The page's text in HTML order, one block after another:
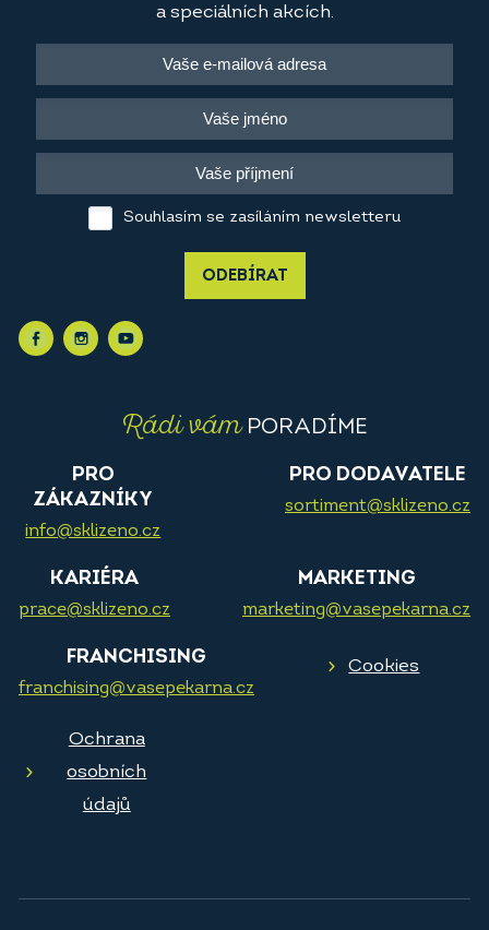
a speciálních akcích.
Souhlasím se zasíláním newsletteru
ODEBÍRAT
Rádi vámPORADÍME
PRO
ZÁKAZNÍKY
info@sklizeno.cz
PRO DODAVATELE
sortiment@sklizeno.cz
KARIÉRA
prace@sklizeno.cz
MARKETING
marketing@vasepekarna.cz
FRANCHISING
franchising@vasepekarna.cz
Cookies
Ochrana
osobních
údajů